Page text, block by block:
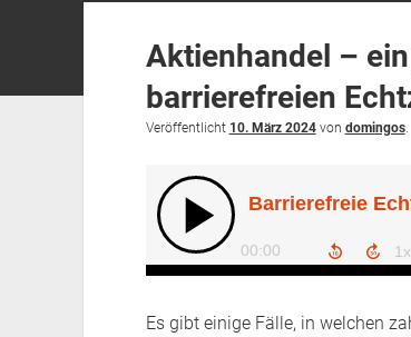
Aktienhandel –
barrierefreien
Veröffentlicht 10. März 2024von domingos.
Es gibt einige Fälle, in welchen